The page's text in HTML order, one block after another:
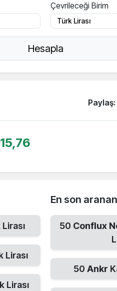
Çevrileceği Birim
Hesapla
Paylaş:
Lirası
Lirası
En son
50 Conflux
50Ankr